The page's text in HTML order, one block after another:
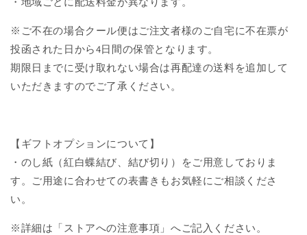
※ご不在の場合クール便はご注文者様のご自宅に不在票が
投函された日から4日間の保管となります。
期限日までに受け取れない場合は再配達の送料を追加して
いただきますのでご了承ください。
【ギフトオプションについて】
・のし紙（紅白蝶結び、結び切り）をご用意しておりま
す。ご用途に合わせての表書きもお気軽にご相談くださ
い。
※詳細は「ストアへの注意事項」へご記入ください。